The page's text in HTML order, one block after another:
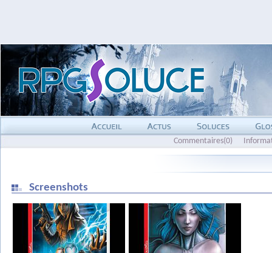
Commentaires(0)
Screenshots